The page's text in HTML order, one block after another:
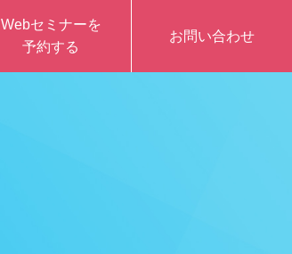
Webセミナーを
予約する
お問い合わせ